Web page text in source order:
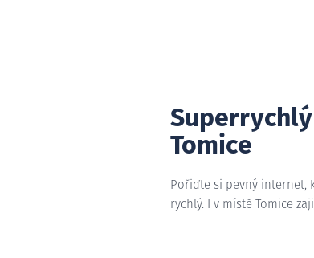
Tomice
Pořiďte si pevný internet,
rychlý. I v místě Tomice